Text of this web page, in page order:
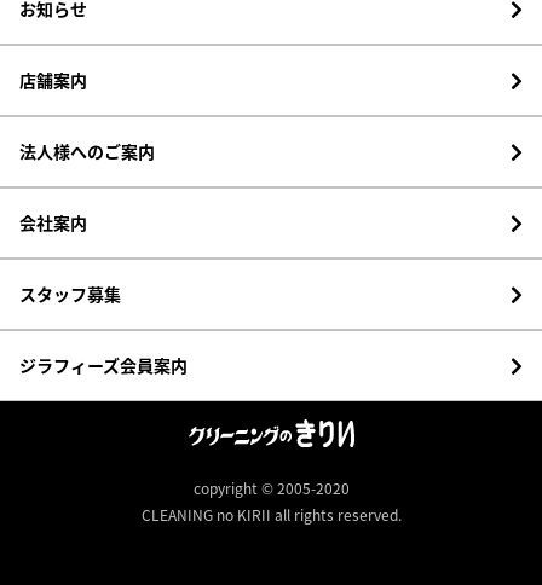
お知らせ
店舗案内
法人様へのご案内
会社案内
スタッフ募集
ジラフィーズ会員案内
copyright © 2005-2020
CLEANING no KIRII all rights reserved.